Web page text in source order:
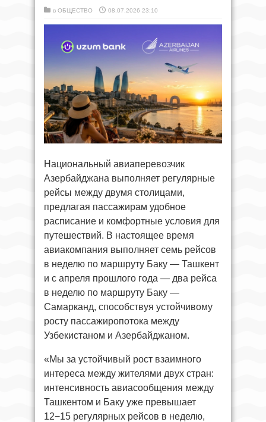
в ОБЩЕСТВО 08.07.2026 23:10
Национальный авиаперевозчик
Азербайджана выполняет регулярные
рейсы между двумя столицами,
предлагая пассажирам удобное
расписание и комфортные условия для
путешествий. В настоящее время
авиакомпания выполняет семь рейсов
в неделю по маршруту Баку — Ташкент
и с апреля прошлого года — два рейса
в неделю по маршруту Баку —
Самарканд, способствуя устойчивому
росту пассажиропотока между
Узбекистаном и Азербайджаном.
«Мы за устойчивый рост взаимного
интереса между жителями двух стран:
интенсивность авиасообщения между
Ташкентом и Баку уже превышает
12−15 регулярных рейсов в неделю,